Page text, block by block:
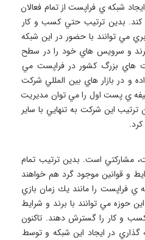
شبكه ي فراپست از تمام فعالان
بدين ترتيب حتي كسب و كار
مي توانند با حضور در اين شبكه
و سرويس هاي خود را در سطح
هاي بزرگ كشور در فراپست مي
و در بازار هاي بين المللي شركت
ي پست اول را مي توان مديريت
اين شركت به تنهايي با ساير
مشاركتي است. بدين ترتيب تمام
و قوانين موجود گرد هم خواهند
فراپست را مانند يك زمان بازي
حوزه مي توانند با برند و شرايط
و كار را گسترش دهند. تاكنون
سرمايه گذاري در ايجاد اين شبكه و توسط